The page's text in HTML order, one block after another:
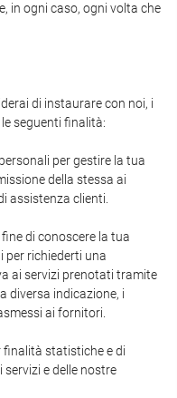
in ogni caso, ogni volta che
di instaurare con noi, i
seguenti finalità:
per gestire la tua
della stessa ai
assistenza clienti.
di conoscere la tua
per richiederti una
ai servizi prenotati tramite
diversa indicazione, i
ai fornitori.
statistiche e di
e delle nostre